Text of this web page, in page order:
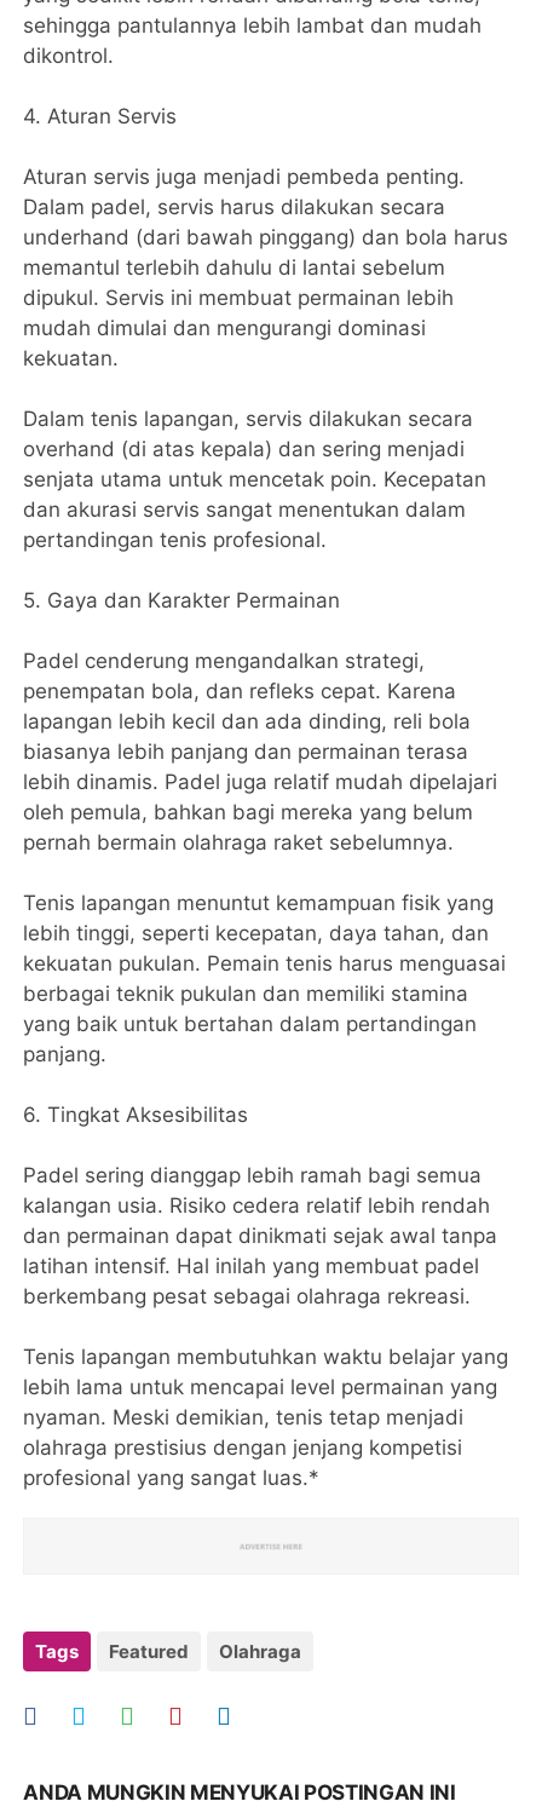
sehingga pantulannya lebih lambat dan mudah
dikontrol.
4. Aturan Servis
Aturan servis juga menjadi pembeda penting.
Dalam padel, servis harus dilakukan secara
underhand (dari bawah pinggang) dan bola harus
memantul terlebih dahulu di lantai sebelum
dipukul. Servis ini membuat permainan lebih
mudah dimulai dan mengurangi dominasi
kekuatan.
Dalam tenis lapangan, servis dilakukan secara
overhand (di atas kepala) dan sering menjadi
senjata utama untuk mencetak poin. Kecepatan
dan akurasi servis sangat menentukan dalam
pertandingan tenis profesional.
5. Gaya dan Karakter Permainan
Padel cenderung mengandalkan strategi,
penempatan bola, dan refleks cepat. Karena
lapangan lebih kecil dan ada dinding, reli bola
biasanya lebih panjang dan permainan terasa
lebih dinamis. Padel juga relatif mudah dipelajari
oleh pemula, bahkan bagi mereka yang belum
pernah bermain olahraga raket sebelumnya.
Tenis lapangan menuntut kemampuan fisik yang
lebih tinggi, seperti kecepatan, daya tahan, dan
kekuatan pukulan. Pemain tenis harus menguasai
berbagai teknik pukulan dan memiliki stamina
yang baik untuk bertahan dalam pertandingan
panjang.
6. Tingkat Aksesibilitas
Padel sering dianggap lebih ramah bagi semua
kalangan usia. Risiko cedera relatif lebih rendah
dan permainan dapat dinikmati sejak awal tanpa
latihan intensif. Hal inilah yang membuat padel
berkembang pesat sebagai olahraga rekreasi.
Tenis lapangan membutuhkan waktu belajar yang
lebih lama untuk mencapai level permainan yang
nyaman. Meski demikian, tenis tetap menjadi
olahraga prestisius dengan jenjang kompetisi
profesional yang sangat luas.*
Tags Featured Olahraga
ANDA MUNGKIN MENYUKAI POSTINGAN INI